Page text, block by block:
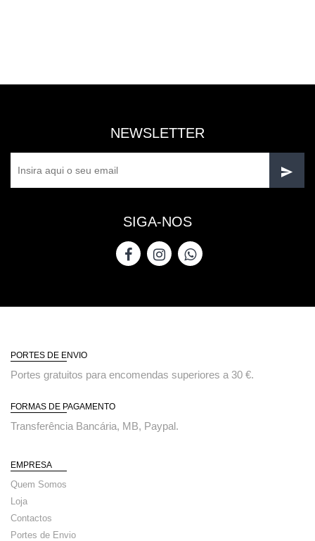
NEWSLETTER
SIGA-NOS
PORTES DE ENVIO
Portes gratuitos para encomendas superiores a 30 €.
FORMAS DE PAGAMENTO
Transferência Bancária, MB, Paypal.
EMPRESA
Quem Somos
Loja
Contactos
Portes de Envio